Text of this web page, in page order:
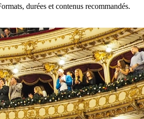
durées et contenus recommandés.